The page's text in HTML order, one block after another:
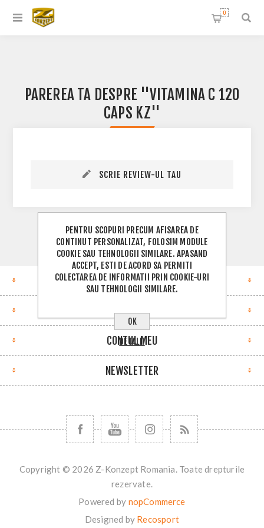
0
PAREREA TA DESPRE
VITAMINA C 120
CAPS KZ
SCRIE REVIEW-UL TAU
ADRESA
INFORMATII
CONTUL MEU
NEWSLETTER
Copyright © 2026 Z-Konzept Romania. Toate drepturile
rezervate.
Powered by nopCommerce
Designed by Recosport
PENTRU SCOPURI PRECUM AFISAREA DE
CONTINUT PERSONALIZAT, FOLOSIM MODULE
COOKIE SAU TEHNOLOGII SIMILARE. APASAND
ACCEPT, ESTI DE ACORD SA PERMITI
COLECTAREA DE INFORMATII PRIN COOKIE-URI
SAU TEHNOLOGII SIMILARE.
OK
DETALII